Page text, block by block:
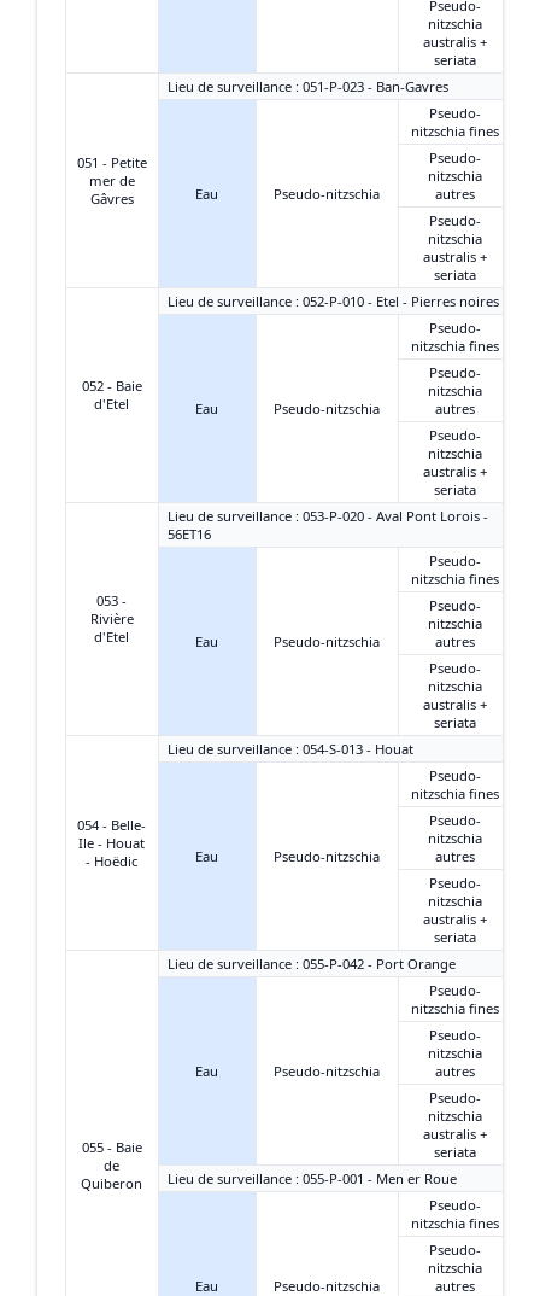
Pseudo-
nitzschia
australis +
seriata
051 - Petite
mer de
Gâvres
Lieu de surveillance : 051-P-023 - Ban-Gavres
Eau Pseudo-nitzschia
Pseudo-
nitzschia fines
Pseudo-
nitzschia
autres
Pseudo-
nitzschia
australis +
seriata
052 - Baie
d'Etel
Lieu de surveillance : 052-P-010 - Etel - Pierres noires
Eau Pseudo-nitzschia
Pseudo-
nitzschia fines
Pseudo-
nitzschia
autres
Pseudo-
nitzschia
australis +
seriata
053 -
Rivière
d'Etel
Lieu de surveillance : 053-P-020 - Aval Pont Lorois -
56ET16
Eau Pseudo-nitzschia
Pseudo-
nitzschia fines
Pseudo-
nitzschia
autres
Pseudo-
nitzschia
australis +
seriata
054 - Belle-
Ile - Houat
- Hoëdic
Lieu de surveillance : 054-S-013 - Houat
Eau Pseudo-nitzschia
Pseudo-
nitzschia fines
Pseudo-
nitzschia
autres
Pseudo-
nitzschia
australis +
seriata
055 - Baie
de
Quiberon
Lieu de surveillance : 055-P-042 - Port Orange
Eau Pseudo-nitzschia
Pseudo-
nitzschia fines
Pseudo-
nitzschia
autres
Pseudo-
nitzschia
australis +
seriata
Lieu de surveillance : 055-P-001 - Men er Roue
Eau Pseudo-nitzschia
Pseudo-
nitzschia fines
Pseudo-
nitzschia
autres